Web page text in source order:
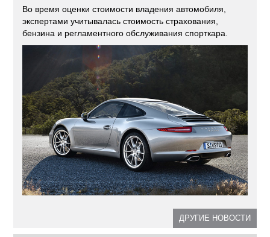
Во время оценки стоимости владения автомобиля,
экспертами учитывалась стоимость страхования,
бензина и регламентного обслуживания спорткара.
ДРУГИЕ НОВОСТИ